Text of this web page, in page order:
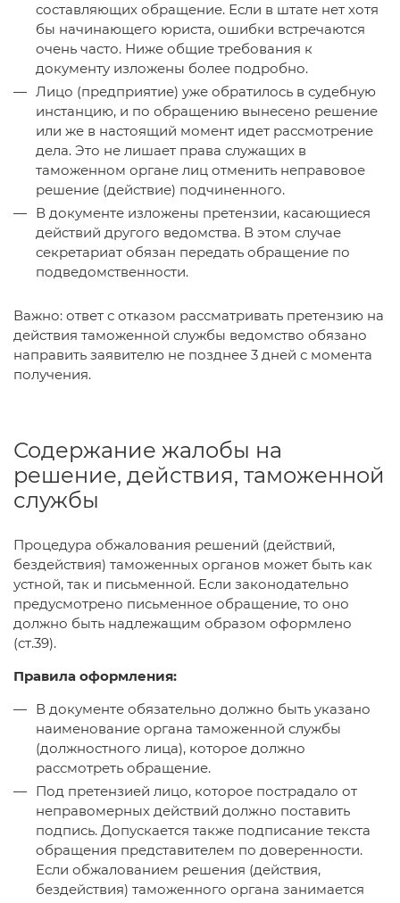
составляющих обращение. Если в штате нет хотя
бы начинающего юриста, ошибки встречаются
очень часто. Ниже общие требования к
документу изложены более подробно.
Лицо (предприятие) уже обратилось в судебную
инстанцию, и по обращению вынесено решение
или же в настоящий момент идет рассмотрение
дела. Это не лишает права служащих в
таможенном органе лиц отменить неправовое
решение (действие) подчиненного.
В документе изложены претензии, касающиеся
действий другого ведомства. В этом случае
секретариат обязан передать обращение по
подведомственности.
Важно: ответ с отказом рассматривать претензию на
действия таможенной службы ведомство обязано
направить заявителю не позднее 3 дней с момента
получения.
Содержание жалобы на
решение, действия, таможенной
службы
Процедура обжалования решений (действий,
бездействия) таможенных органов может быть как
устной, так и письменной. Если законодательно
предусмотрено письменное обращение, то оно
должно быть надлежащим образом оформлено
(ст.39).
Правила оформления:
В документе обязательно должно быть указано
наименование органа таможенной службы
(должностного лица), которое должно
рассмотреть обращение.
Под претензией лицо, которое пострадало от
неправомерных действий должно поставить
подпись. Допускается также подписание текста
обращения представителем по доверенности.
Если обжалованием решения (действия,
бездействия) таможенного органа занимается